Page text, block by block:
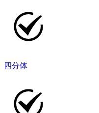
四分体